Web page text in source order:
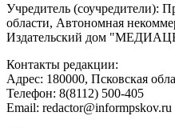
Учредитель (соучредители):
области, Автономная
Издательский дом
Контакты редакции:
Адреc: 180000, Псковская
Телефон: 8(8112) 500-405
Email: redactor@informpskov.ru